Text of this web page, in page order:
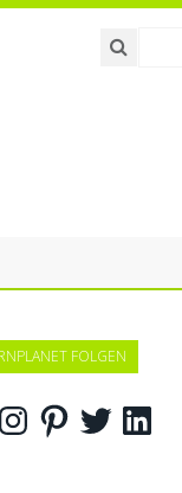
FOLGEN
InstagramPinterestTwitterLinkedIn